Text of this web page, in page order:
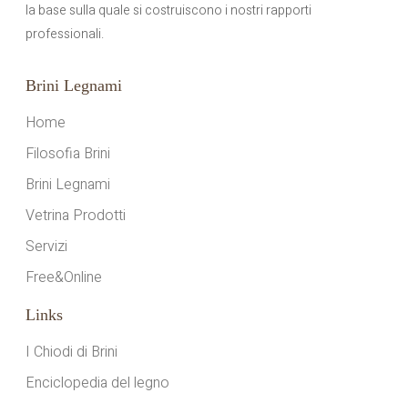
la base sulla quale si costruiscono i nostri rapporti
professionali.
Brini Legnami
Home
Filosofia Brini
Brini Legnami
Vetrina Prodotti
Servizi
Free&Online
Links
I Chiodi di Brini
Enciclopedia del legno